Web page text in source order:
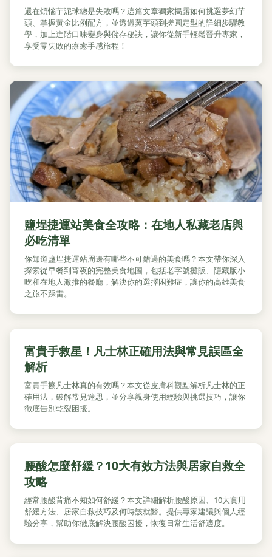
還在煩惱芋泥球總是失敗嗎？這篇文章獨家揭露如何挑選夢幻芋
頭、掌握黃金比例配方，並透過蒸芋頭到搓圓定型的詳細步驟教
學，加上進階口味變身與儲存秘訣，讓你從新手輕鬆晉升專家，
享受零失敗的療癒手感旅程！
鹽埕捷運站美食全攻略：在地人私藏老店與
必吃清單
你知道鹽埕捷運站周邊有哪些不可錯過的美食嗎？本文帶你深入
探索從早餐到宵夜的完整美食地圖，包括老字號攤販、隱藏版小
吃和在地人激推的餐廳，解決你的選擇困難症，讓你的高雄美食
之旅不踩雷。
富貴手救星！凡士林正確用法與常見誤區全
解析
富貴手擦凡士林真的有效嗎？本文從皮膚科觀點解析凡士林的正
確用法，破解常見迷思，並分享親身使用經驗與挑選技巧，讓你
徹底告別乾裂困擾。
腰酸怎麼舒緩？10大有效方法與居家自救全
攻略
經常腰酸背痛不知如何舒緩？本文詳細解析腰酸原因、10大實用
舒緩方法、居家自救技巧及何時該就醫。提供專家建議與個人經
驗分享，幫助你徹底解決腰酸困擾，恢復日常生活舒適度。